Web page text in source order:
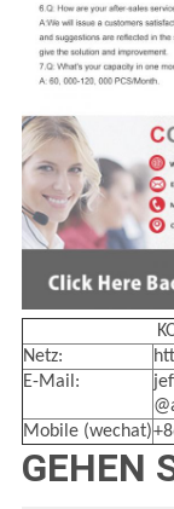
Netz:
E-Mail:
Mobile (wechat)
GEHEN